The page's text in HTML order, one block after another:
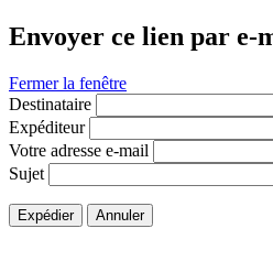
Envoyer ce lien par e-
Fermer la fenêtre
Destinataire
Expéditeur
Votre adresse e-mail
Sujet
Expédier Annuler